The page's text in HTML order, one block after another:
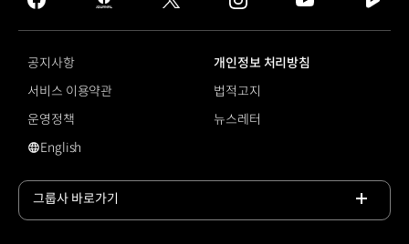
facebook
hmg
journal
twitter instagram
tv
공지사항
개인정보 처리방침
서비스 이용약관
법적고지
운영정책
뉴스레터
영문 사이트로 이동
English
그룹사 바로가기